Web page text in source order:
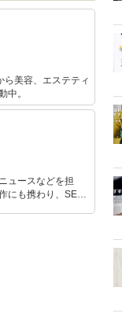
美容、エステティ
中。
ュースなどを担
にも携わり、SEO